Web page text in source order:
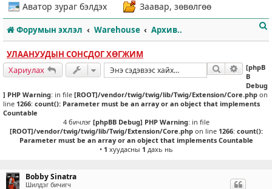
Аватор зураг бэлдэх
Заавар, зөвөлгөө
Форумын эхлэл Warehouse Архив..
УЛААНУУДЫН СОНСДОГ ХӨГЖИМ
Хариулах
Хайлт
[phpB
B
Debug
] PHP Warning: in file [ROOT]/vendor/twig/twig/lib/Twig/Extension/Core.php on
line 1266: count(): Parameter must be an array or an object that implements
Countable
4 бичлэг [phpBB Debug] PHP Warning: in file
[ROOT]/vendor/twig/twig/lib/Twig/Extension/Core.phpon line 1266: count():
Parameter must be an array or an object that implements Countable
• 1 хуудасны 1 дахь нь
Bobby Sinatra
Шилдэг бичигч